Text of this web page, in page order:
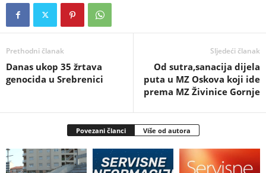
Prethodni članak
Danas ukop 35 žrtava
genocida u Srebrenici
Sljedeći članak
Od sutra,sanacija dijela
puta u MZ Oskova koji ide
prema MZ Živinice Gornje
Povezani članci Više od autora